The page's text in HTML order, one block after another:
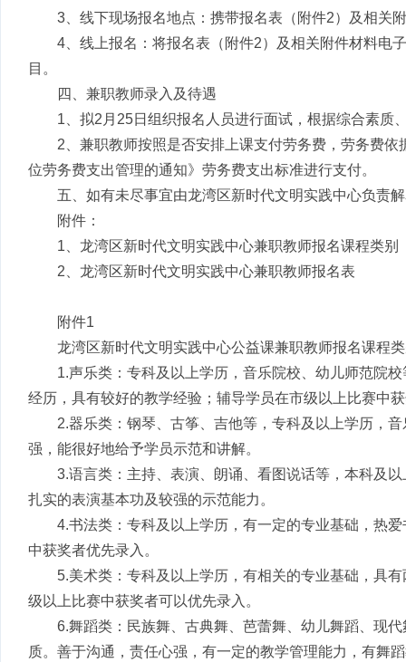
3、线下现场报名地点：携带报名表（附件2）及相关
4、线上报名：将报名表（附件2）及相关附件材料电
目。
四、兼职教师录入及待遇
1、拟2月25日组织报名人员进行面试，根据综合素质
2、兼职教师按照是否安排上课支付劳务费，劳务费
位劳务费支出管理的通知》劳务费支出标准进行支付。
五、如有未尽事宜由龙湾区新时代文明实践中心负责
附件：
1、龙湾区新时代文明实践中心兼职教师报名课程类别
2、龙湾区新时代文明实践中心兼职教师报名表
附件1
龙湾区新时代文明实践中心公益课兼职教师报名课程
1.声乐类：专科及以上学历，音乐院校、幼儿师范院
经历，具有较好的教学经验；辅导学员在市级以上比赛中
2.器乐类：钢琴、古筝、吉他等，专科及以上学历，
强，能很好地给予学员示范和讲解。
3.语言类：主持、表演、朗诵、看图说话等，本科及
扎实的表演基本功及较强的示范能力。
4.书法类：专科及以上学历，有一定的专业基础，热
中获奖者优先录入。
5.美术类：专科及以上学历，有相关的专业基础，具
级以上比赛中获奖者可以优先录入。
6.舞蹈类：民族舞、古典舞、芭蕾舞、幼儿舞蹈、现
质。善于沟通，责任心强，有一定的教学管理能力，有舞